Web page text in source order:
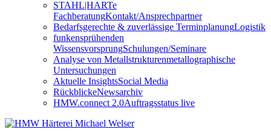
STAHL|HARTe
FachberatungKontakt/Ansprechpartner
Bedarfsgerechte & zuverlässige TerminplanungLogistik
funkensprühenden
WissensvorsprungSchulungen/Seminare
Analyse von Metallstrukturenmetallographische
Untersuchungen
Aktuelle InsightsSocial Media
RückblickeNewsarchiv
HMW.connect 2.0Auftragsstatus live